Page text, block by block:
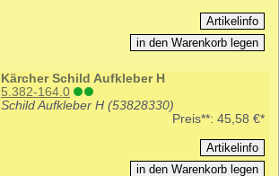
Kärcher Schild Aufkleber H
5.382-164.0
Schild Aufkleber H (53828330)
Preis**: 45,58 €*